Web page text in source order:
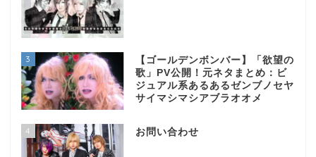
3
【ゴールデンボンバー】「欲望の
歌」PV公開！元ネタまとめ：ビ
ジュアル系あるあるゼンブノセヤ
サイマシマシアブラオオメ
4 お問い合わせ